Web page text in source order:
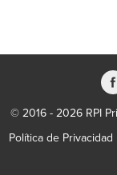
© 2016 - 2026 RPI
Política de Privacidad